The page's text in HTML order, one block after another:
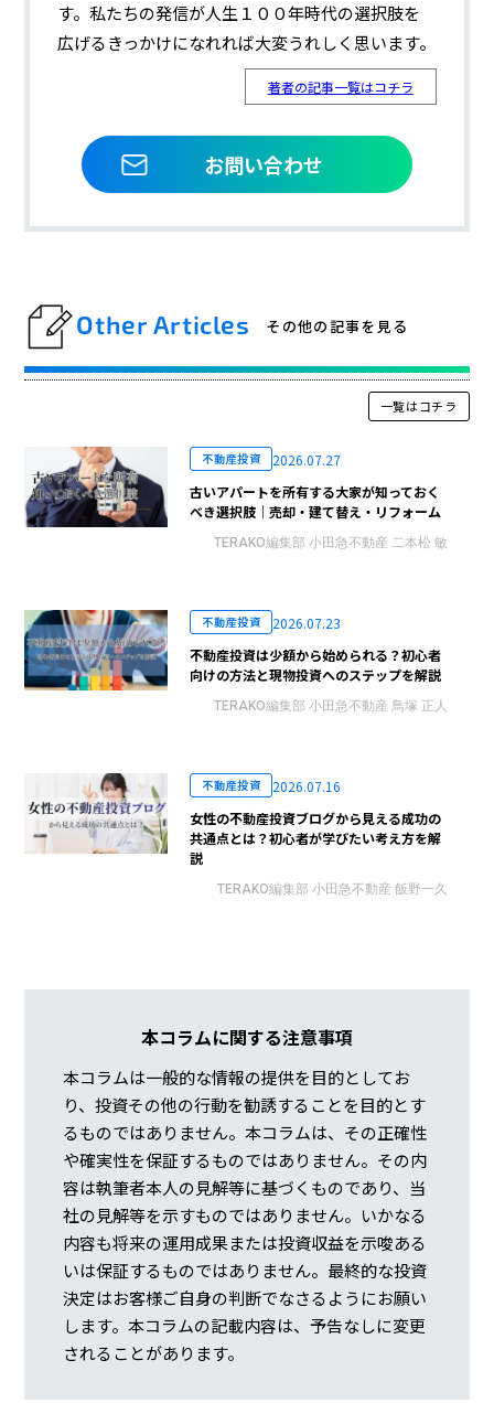
す。私たちの発信が人生１００年時代の選択肢を
広げるきっかけになれれば大変うれしく思います。
著者の記事一覧はコチラ
お問い合わせ
Other Articles その他の記事を見る
一覧はコチラ
不動産投資
2026.07.27
古いアパートを所有する大家が知っておく
べき選択肢｜売却・建て替え・リフォーム
TERAKO編集部 小田急不動産 二本松 敏
不動産投資
2026.07.23
不動産投資は少額から始められる？初心者
向けの方法と現物投資へのステップを解説
TERAKO編集部 小田急不動産 鳥塚 正人
不動産投資
2026.07.16
女性の不動産投資ブログから見える成功の
共通点とは？初心者が学びたい考え方を解
説
TERAKO編集部 小田急不動産 飯野一久
本コラムに関する注意事項
本コラムは一般的な情報の提供を目的としてお
り、投資その他の行動を勧誘することを目的とす
るものではありません。本コラムは、その正確性
や確実性を保証するものではありません。その内
容は執筆者本人の見解等に基づくものであり、当
社の見解等を示すものではありません。いかなる
内容も将来の運用成果または投資収益を示唆ある
いは保証するものではありません。最終的な投資
決定はお客様ご自身の判断でなさるようにお願い
します。本コラムの記載内容は、予告なしに変更
されることがあります。